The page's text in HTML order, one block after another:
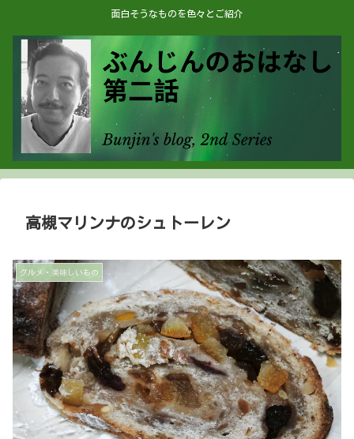
面白そうなものを色々とご紹介
高槻マリンナのシュトーレン
グルメ・美味しいもの